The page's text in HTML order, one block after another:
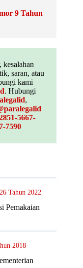
9 Tahun
saran, atau
kami
. Hubungi
,
5667-
7590
Tahun 2022
Pemakaian
2018